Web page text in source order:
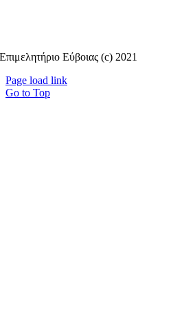
Επιμελητήριο Εύβοιας (c) 2021
Page load link
Go to Top